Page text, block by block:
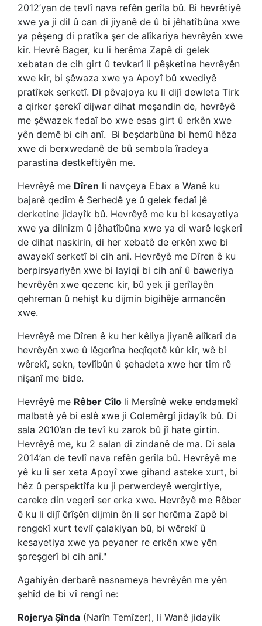
2012’yan de tevlî nava refên gerîla bû. Bi hevrêtiyê
xwe ya ji dil û can di jiyanê de û bi jêhatîbûna xwe
ya pêşeng di pratîka şer de alîkariya hevrêyên xwe
kir. Hevrê Bager, ku li herêma Zapê di gelek
xebatan de cih girt û tevkarî li pêşketina hevrêyên
xwe kir, bi şêwaza xwe ya Apoyî bû xwediyê
pratîkek serketî. Di pêvajoya ku li dijî dewleta Tirk
a qirker şerekî dijwar dihat meşandin de, hevrêyê
me şêwazek fedaî bo xwe esas girt û erkên xwe
yên demê bi cih anî. Bi beşdarbûna bi hemû hêza
xwe di berxwedanê de bû sembola îradeya
parastina destkeftiyên me.
Hevrêyê me Dîren li navçeya Ebax a Wanê ku
bajarê qedîm ê Serhedê ye û gelek fedaî jê
derketine jidayîk bû. Hevrêyê me ku bi kesayetiya
xwe ya dilnizm û jêhatîbûna xwe ya di warê leşkerî
de dihat naskirin, di her xebatê de erkên xwe bi
awayekî serketî bi cih anî. Hevrêyê me Dîren ê ku
berpirsyariyên xwe bi layiqî bi cih anî û baweriya
hevrêyên xwe qezenc kir, bû yek ji gerîlayên
qehreman û nehişt ku dijmin bigihêje armancên
xwe.
Hevrêyê me Dîren ê ku her kêliya jiyanê alîkarî da
hevrêyên xwe û lêgerîna heqîqetê kûr kir, wê bi
wêrekî, sekn, tevlîbûn û şehadeta xwe her tim rê
nîşanî me bide.
Hevrêyê me Rêber Cîlo li Mersînê weke endamekî
malbatê yê bi eslê xwe ji Colemêrgî jidayîk bû. Di
sala 2010’an de tevî ku zarok bû jî hate girtin.
Hevrêyê me, ku 2 salan di zindanê de ma. Di sala
2014’an de tevlî nava refên gerîla bû. Hevrêyê me
yê ku li ser xeta Apoyî xwe gihand asteke xurt, bi
hêz û perspektîfa ku ji perwerdeyê wergirtiye,
careke din vegerî ser erka xwe. Hevrêyê me Rêber
ê ku li dijî êrîşên dijmin ên li ser herêma Zapê bi
rengekî xurt tevlî çalakiyan bû, bi wêrekî û
kesayetiya xwe ya peyaner re erkên xwe yên
şoreşgerî bi cih anî."
Agahiyên derbarê nasnameya hevrêyên me yên
şehîd de bi vî rengî ne:
Rojerya Şînda (Narîn Temîzer), li Wanê jidayîk